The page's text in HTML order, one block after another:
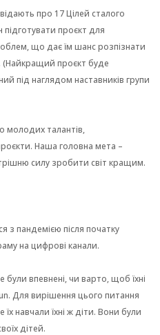
про 17 Цілей сталого
проєкт для
що дає їм шанс розпізнати
(Найкращий проєкт буде
під наглядом наставників групи
молодих талантів,
Наша головна мета –
силу зробити світ кращим.
з пандемією після початку
на цифрові канали.
були впевнені, чи варто, щоб їхні
Для вирішення цього питання
навчали їхні ж діти. Вони були
дітей.